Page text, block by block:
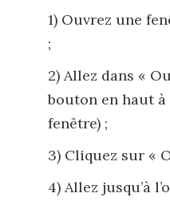
1) Ouvrez une
;
2) Allez dans «
bouton en haut
fenêtre) ;
3) Cliquez sur «
4) Allez jusqu’à